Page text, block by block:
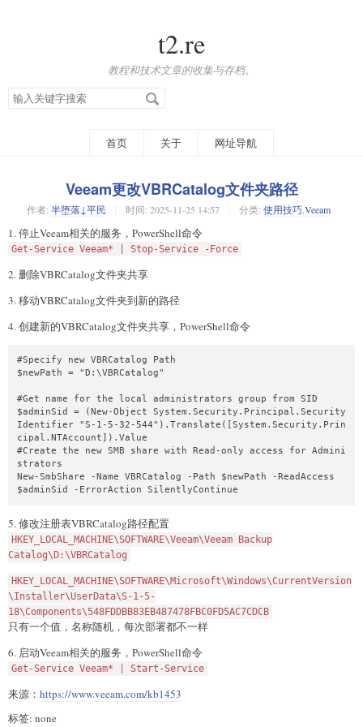
t2.re
教程和技术文章的收集与存档。
搜
索
首页 关于 网址导航
Veeam更改VBRCatalog文件夹路径
作者: 半堕落↓平民 时间: 2025-11-25 14:57 分类: 使用技巧,Veeam
1. 停止Veeam相关的服务，PowerShell命令
Get-Service Veeam* | Stop-Service -Force
2. 删除VBRCatalog文件夹共享
3. 移动VBRCatalog文件夹到新的路径
4. 创建新的VBRCatalog文件夹共享，PowerShell命令
#Specify new VBRCatalog Path
$newPath = "D:\VBRCatalog"
#Get name for the local administrators group from SID
$adminSid = (New-Object System.Security.Principal.Security
Identifier "S-1-5-32-544").Translate([System.Security.Prin
cipal.NTAccount]).Value
#Create the new SMB share with Read-only access for Admini
strators
New-SmbShare -Name VBRCatalog -Path $newPath -ReadAccess
$adminSid -ErrorAction SilentlyContinue
5. 修改注册表VBRCatalog路径配置
HKEY_LOCAL_MACHINE\SOFTWARE\Veeam\Veeam Backup
Catalog\D:\VBRCatalog
HKEY_LOCAL_MACHINE\SOFTWARE\Microsoft\Windows\CurrentVersion
\Installer\UserData\S-1-5-
18\Components\548FDDBB83EB487478FBC0FD5AC7CDCB
只有一个值，名称随机，每次部署都不一样
6. 启动Veeam相关的服务，PowerShell命令
Get-Service Veeam* | Start-Service
来源： https://www.veeam.com/kb1453
标签: none